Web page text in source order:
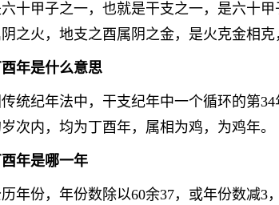
十甲子之一，也就是干支之一，是六十
之火，地支之酉属阴之金，是火克金相克
年是什么意思
统纪年法中，干支纪年中一个循环的第
次内，均为丁酉年，属相为鸡，为鸡年。
年是哪一年
年份，年份数除以60余37，或年份数减3